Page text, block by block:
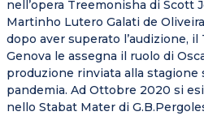
nell’opera Treemonisha di Scott
Martinho Lutero Galati de
dopo aver superato l’audizione, il
Genova le assegna il ruolo di
produzione rinviata alla stagione
pandemia. Ad Ottobre 2020 si
nello Stabat Mater di